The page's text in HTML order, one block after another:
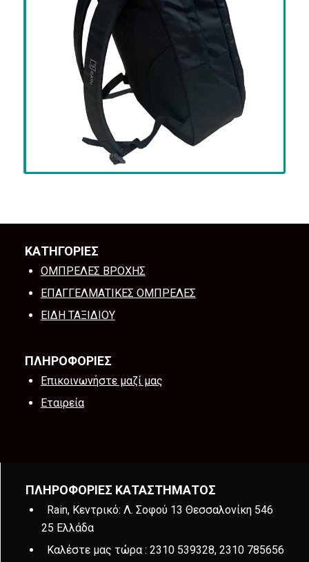
ΚΑΤΗΓΟΡΙΕΣ
ΟΜΠΡΕΛΕΣ ΒΡΟΧΗΣ
ΕΠΑΓΓΕΛΜΑΤΙΚΕΣ ΟΜΠΡΕΛΕΣ
ΕΙΔΗ ΤΑΞΙΔΙΟΥ
ΠΛΗΡΟΦΟΡΙΕΣ
Επικοινωνήστε μαζί μας
Εταιρεία
ΠΛΗΡΟΦΟΡΙΕΣ ΚΑΤΑΣΤΗΜΑΤΟΣ
Rain, Κεντρικό: Λ. Σοφού 13 Θεσσαλονίκη 546
25 Ελλάδα
Καλέστε μας τώρα : 2310 539328, 2310 785656